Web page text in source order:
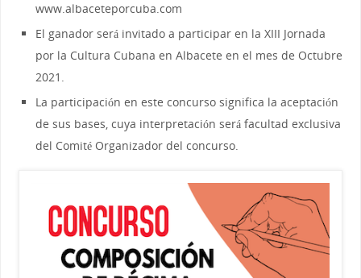
www.albaceteporcuba.com
El ganador será invitado a participar en la XIII Jornada
por la Cultura Cubana en Albacete en el mes de Octubre
2021.
La participación en este concurso significa la aceptación
de sus bases, cuya interpretación será facultad exclusiva
del Comité Organizador del concurso.